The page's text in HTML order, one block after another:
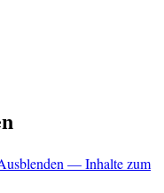
— Inhalte zum